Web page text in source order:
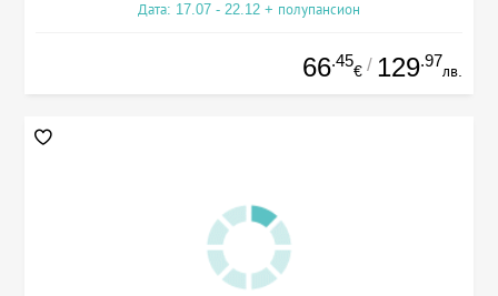
Дата: 17.07 - 22.12 + полупансион
66.45
€ / 129.97
лв.